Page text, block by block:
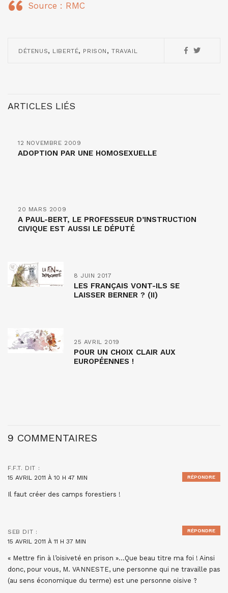
Source : RMC
DÉTENUS, LIBERTÉ, PRISON ,TRAVAIL
ARTICLES LIÉS
12 NOVEMBRE 2009
ADOPTION PAR UNE HOMOSEXUELLE
20 MARS 2009
A PAUL-BERT, LE PROFESSEUR D’INSTRUCTION
CIVIQUE EST AUSSI LE DÉPUTÉ
8 JUIN 2017
LES FRANÇAIS VONT-ILS SE
LAISSER BERNER ? (II)
25 AVRIL 2019
POUR UN CHOIX CLAIR AUX
EUROPÉENNES !
9 COMMENTAIRES
F.F.T. DIT :
15 AVRIL 2011 À 10 H 47 MIN
Il faut créer des camps forestiers !
RÉPONDRE
SEB DIT :
15 AVRIL 2011 À 11 H 37 MIN
« Mettre fin à l’oisiveté en prison »…Que beau titre ma foi ! Ainsi
donc, pour vous, M. VANNESTE, une personne qui ne travaille pas
(au sens économique du terme) est une personne oisive ?
RÉPONDRE